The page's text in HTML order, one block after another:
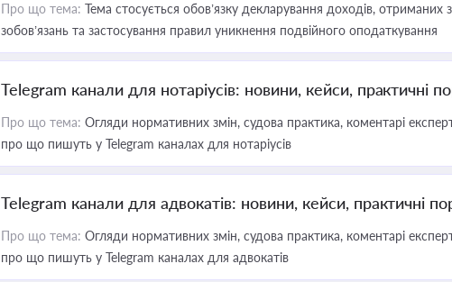
Про що тема: Тема стосується обов’язку декларування доходів,
зобов’язань та застосування правил уникнення подвійного оподаткування
Telegram канали для нотаріусів: новини, кейси, практичні
Про що тема: Огляди нормативних змін, судова практика, коментарі
про що пишуть у Telegram каналах для нотаріусів
Telegram канали для адвокатів: новини, кейси, практичні
Про що тема: Огляди нормативних змін, судова практика, коментарі
про що пишуть у Telegram каналах для адвокатів